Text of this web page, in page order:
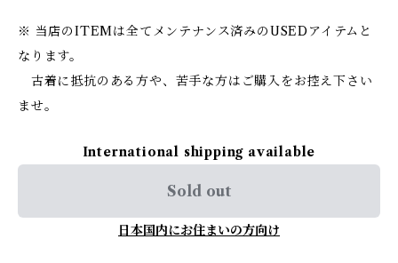
※ 当店のITEMは全てメンテナンス済みのUSEDアイテムと
なります。
古着に抵抗のある方や、苦手な方はご購入をお控え下さい
ませ。
International shipping available
Sold out
日本国内にお住まいの方向け